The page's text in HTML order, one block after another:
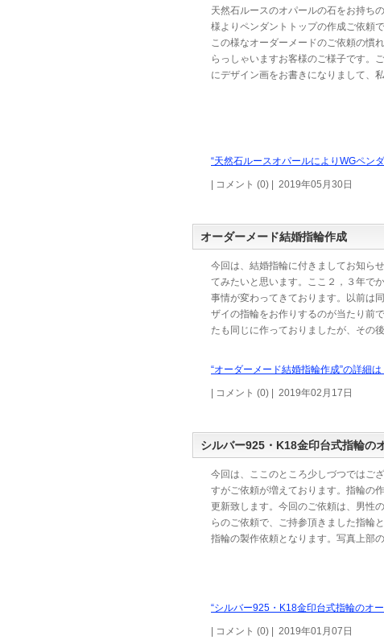
天然石ルースのオパールの石をお持ち
様よりペンダントトップの作成ご依頼で
この様なオーダーメードのご依頼の慣
らっしゃいますお客様のご様子です。
にデザイン画をお書きになりまして、
“天然石ルースオパールによりWGペン
| コメント (0) | 2019年05月30日
オーダーメード結婚指輪作成
今回は、結婚指輪に付きましてお知ら
てみたいと思います。ここ２，３年で
事情が変わってきております。以前は
ザイの指輪をお作りするのが当たり前
たも同じに作っておりましたが、その
“オーダーメード結婚指輪作成”の詳細は
| コメント (0) | 2019年02月17日
シルバー925・K18金印台式指輪の
今回は、ここのところ少しづつではご
すがご依頼が増えております。指輪の
更新致します。今回のご依頼は、男性
らのご依頼で、ご持参頂きました指輪
指輪の製作依頼となります。写真上部
“シルバー925・K18金印台式指輪のオ
| コメント (0) | 2019年01月07日